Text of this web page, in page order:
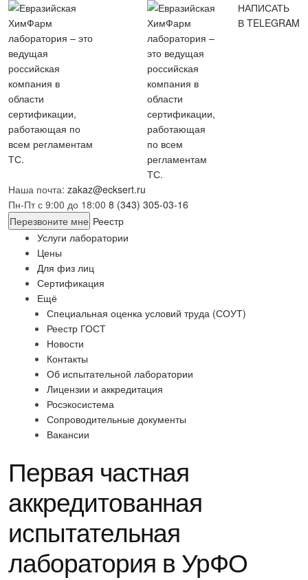
НАПИСАТЬ
В TELEGRAM
Наша почта: zakaz@ecksert.ru
Пн-Пт с 9:00 до 18:00 8 (343) 305-03-16
Перезвоните мне Реестр
Услуги лаборатории
Цены
Для физ лиц
Сертификация
Ещё
Специальная оценка условий труда (СОУТ)
Реестр ГОСТ
Новости
Контакты
Об испытательной лаборатории
Лицензии и аккредитация
Росэкосистема
Сопроводительные документы
Вакансии
Первая частная
аккредитованная
испытательная
лаборатория в УрФО